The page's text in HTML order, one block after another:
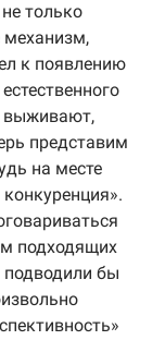
только
механизм,
к появлению
выживают,
представим
на месте
подходящих
подводили бы